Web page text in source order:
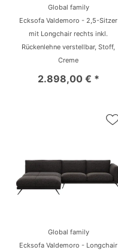
Global family
Ecksofa Valdemoro - 2,5-Sitzer
mit Longchair rechts inkl.
Rückenlehne verstellbar, Stoff,
Creme
2.898,00 € *
Global family
Ecksofa Valdemoro - Longchair